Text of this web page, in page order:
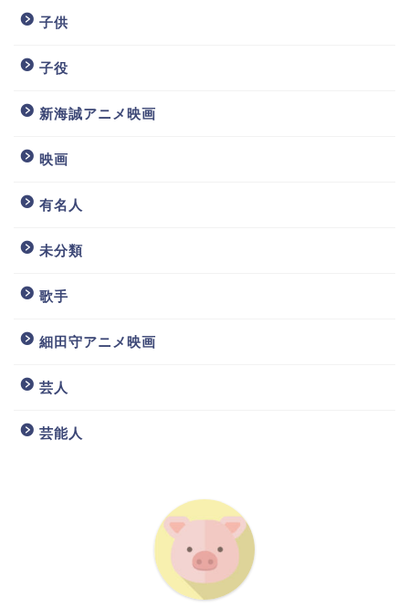
子供
子役
新海誠アニメ映画
映画
有名人
未分類
歌手
細田守アニメ映画
芸人
芸能人